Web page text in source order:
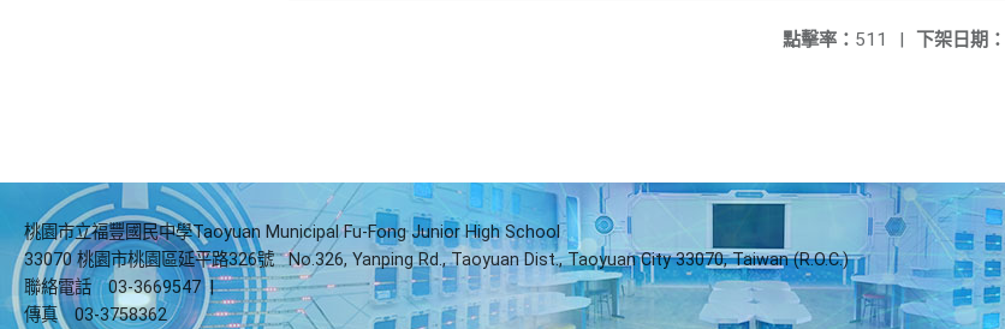
下架日期：
點擊率： 511 |
桃園市立福豐國民中學Taoyuan Municipal Fu-Fong Junior High School
33070 桃園市桃園區延平路326號
No.326, Yanping Rd., Taoyuan Dist., Taoyuan City 33070, Taiwan (R.O.C.)
聯絡電話
03-3669547 |
傳真
03-3758362